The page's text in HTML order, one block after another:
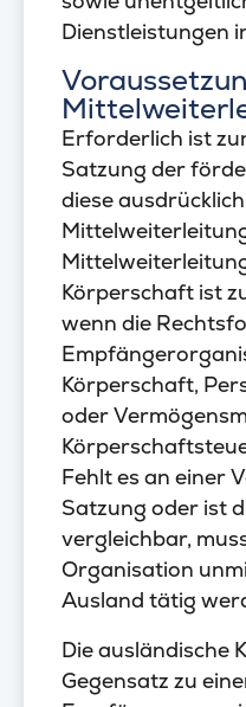
Dienstleistungen
Erforderlich ist
Satzung der
diese
Körperschaft ist
wenn die
Körperschaft,
oder
Fehlt es an einer
Satzung oder ist
vergleichbar,
Organisation
Ausland tätig
Die ausländische
Gegensatz zu